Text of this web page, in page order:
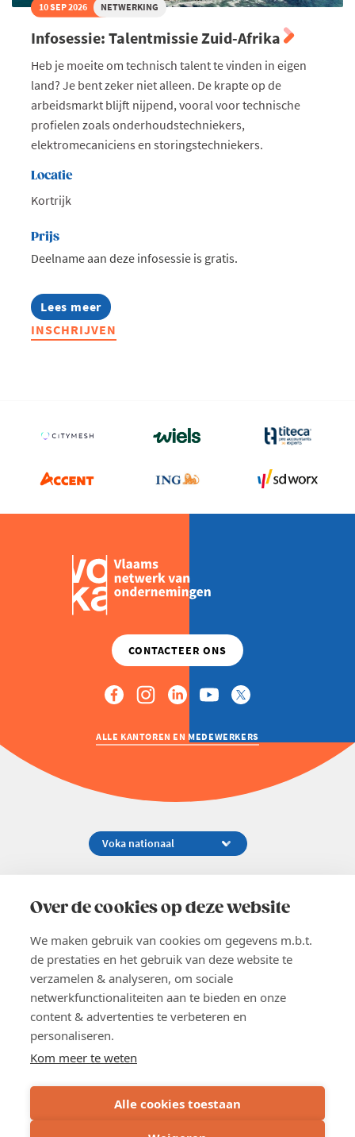
Over de cookies op deze website
We maken gebruik van cookies om gegevens m.b.t.
de prestaties en het gebruik van deze website te
verzamelen & analyseren, om sociale
netwerkfunctionaliteiten aan te bieden en onze
content & advertenties te verbeteren en
personaliseren.
Kom meer te weten
Alle cookies toestaan
10 SEP 2026 NETWERKING
Infosessie: Talentmissie Zuid-Afrika
Heb je moeite om technisch talent te vinden in eigen
land? Je bent zeker niet alleen. De krapte op de
arbeidsmarkt blijft nijpend, vooral voor technische
profielen zoals onderhoudstechniekers,
elektromecaniciens en storingstechniekers.
Locatie
Kortrijk
Prijs
Deelname aan deze infosessie is gratis.
Lees meer
about
Infosessie:
Talentmissie
INSCHRIJVEN
ALLE KANTOREN EN MEDEWERKERS
02 229 81 11
EN
Word lid
Voka 2026